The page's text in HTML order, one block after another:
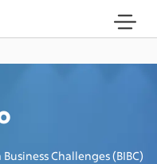
Challenges (BIBC)